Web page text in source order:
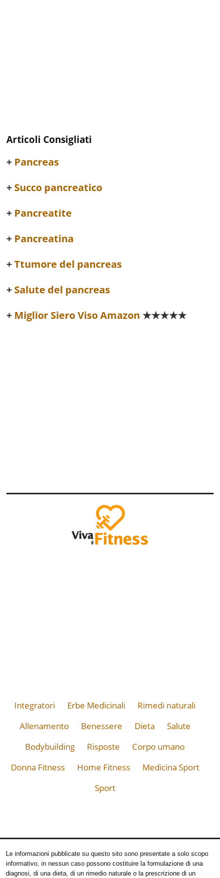
Articoli Consigliati
Pancreas
Succo pancreatico
Pancreatite
Pancreatina
Ttumore del pancreas
Salute del pancreas
Miglior Siero Viso Amazon ★★★★★
Integratori Erbe Medicinali
Rimedi naturali
Allenamento
Benessere Dieta
Salute
Bodybuilding
Risposte
Corpo umano
Donna Fitness
Home Fitness
Medicina Sport
Sport
Le informazioni pubblicate su questo sito sono presentate a solo scopo
informativo, in nessun caso possono costituire la formulazione di una
diagnosi, di una dieta, di un rimedio naturale o la prescrizione di un